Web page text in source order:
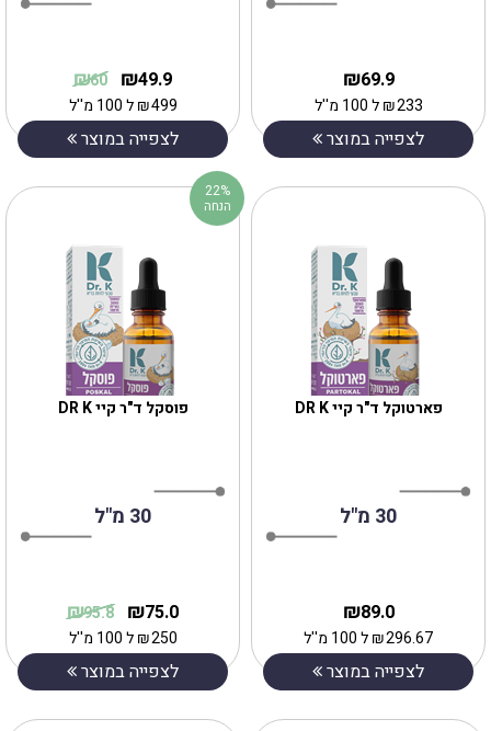
49.9
₪
60
₪
499
₪ל 100 מ''ל
לצפייה במוצר
69.9
₪
233
₪ל 100 מ''ל
לצפייה במוצר
פוסקל ד"ר קיי DR K
30 מ"ל
75.0
₪
95.8
₪
250
₪ל 100 מ''ל
לצפייה במוצר
22%
הנחה
30 מ"ל
89.0
₪
296.67
₪ל 100 מ''ל
לצפייה במוצר